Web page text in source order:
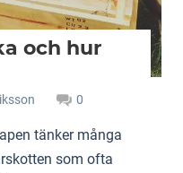
och hur
0
tänker många
som ofta